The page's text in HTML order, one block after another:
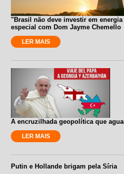
"Brasil não deve investir em
especial com Dom Jayme Chemello
LER MAIS
A encruzilhada geopolítica que
LER MAIS
Putin e Hollande brigam pela Síria